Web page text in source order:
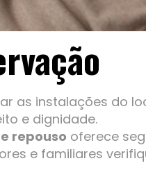
as instalações do
e dignidade.
repouso oferece
e familiares